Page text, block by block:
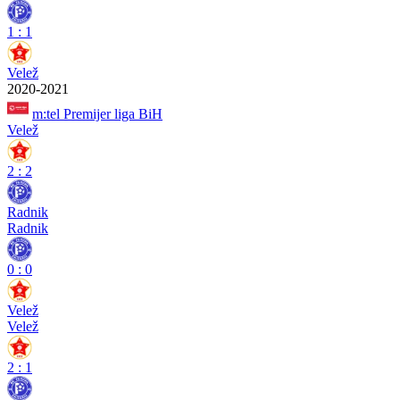
1 : 1
Velež
2020-2021
m:tel Premijer liga BiH
Velež
2 : 2
Radnik
Radnik
0 : 0
Velež
Velež
2 : 1